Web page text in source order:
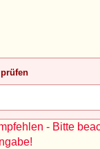
- Bitte